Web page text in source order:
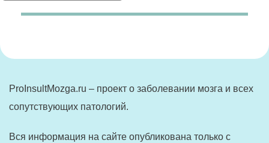
ProInsultMozga.ru – проект о заболевании мозга и всех
сопутствующих патологий.
Вся информация на сайте опубликована только с